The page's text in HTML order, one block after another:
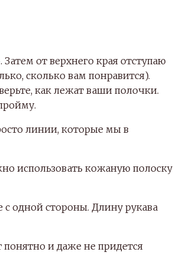
от верхнего края отступаю
сколько вам понравится).
как лежат ваши полочки.
линии, которые мы в
использовать кожаную полоску
одной стороны. Длину рукава
понятно и даже не придется